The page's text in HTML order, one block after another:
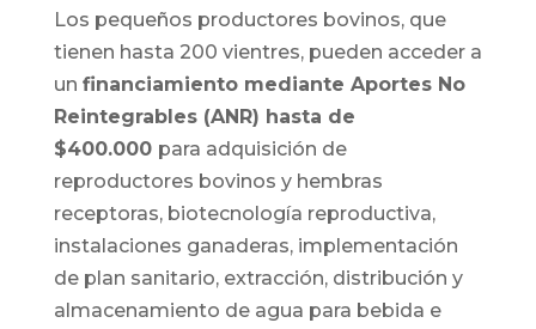
Los pequeños productores bovinos, que
tienen hasta 200 vientres, pueden acceder a
un financiamiento mediante Aportes No
Reintegrables (ANR) hasta de
$400.000 para adquisición de
reproductores bovinos y hembras
receptoras, biotecnología reproductiva,
instalaciones ganaderas, implementación
de plan sanitario, extracción, distribución y
almacenamiento de agua para bebida e